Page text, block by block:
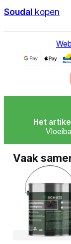
Soudal kopen
Het
Vaak